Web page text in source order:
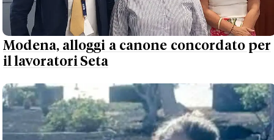
Modena, alloggi a canone concordato per
il lavoratori Seta